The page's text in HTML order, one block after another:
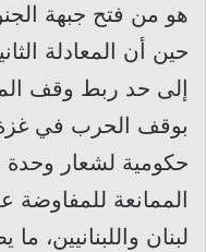
حين أن المعادلة
إلى حد ربط وقف
بوقف الحرب في
حكومية لشعار وحدة
الممانعة
لبنان واللبنانيين،